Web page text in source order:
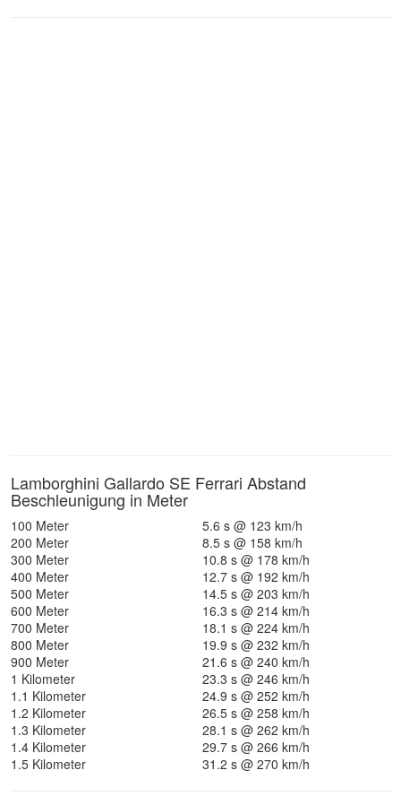
Lamborghini Gallardo SE Ferrari Abstand
Beschleunigung in Meter
100 Meter
5.6 s @ 123 km/h
200 Meter
8.5 s @ 158 km/h
300 Meter
10.8 s @ 178 km/h
400 Meter
12.7 s @ 192 km/h
500 Meter
14.5 s @ 203 km/h
600 Meter
16.3 s @ 214 km/h
700 Meter
18.1 s @ 224 km/h
800 Meter
19.9 s @ 232 km/h
900 Meter
21.6 s @ 240 km/h
1 Kilometer
23.3 s @ 246 km/h
1.1 Kilometer
24.9 s @ 252 km/h
1.2 Kilometer
26.5 s @ 258 km/h
1.3 Kilometer
28.1 s @ 262 km/h
1.4 Kilometer
29.7 s @ 266 km/h
1.5 Kilometer
31.2 s @ 270 km/h